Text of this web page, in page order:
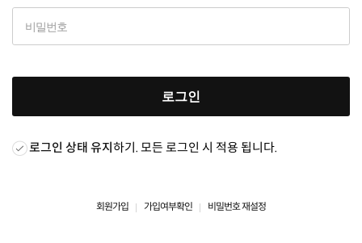
로그인
로그인 상태 유지하기. 모든 로그인 시 적용 됩니다.
회원가입 가입여부확인 비밀번호 재설정